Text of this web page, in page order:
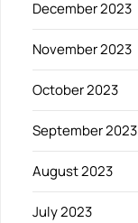
December 2023
November 2023
October 2023
September 2023
August 2023
July 2023